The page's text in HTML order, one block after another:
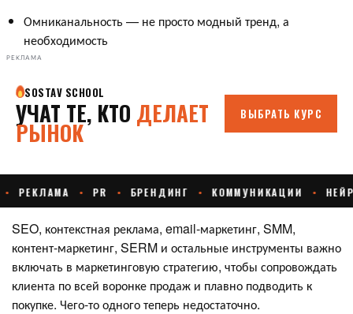
Омниканальность — не просто модный тренд, а
необходимость
РЕКЛАМА
SEO, контекстная реклама, email-маркетинг, SMM,
контент-маркетинг, SERM и остальные инструменты важно
включать в маркетинговую стратегию, чтобы сопровождать
клиента по всей воронке продаж и плавно подводить к
покупке. Чего-то одного теперь недостаточно.